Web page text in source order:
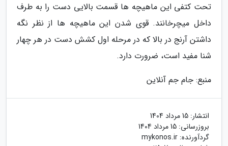
تحت کتفی این ماهیچه ها قسمت بالایی دست را به طرف
داخل میچرخانند. قوی شدن این ماهیچه ها از نظر نگه
داشتن آرنج در بالا که در مرحله اول کشش دست در هر چهار
شنا مفید است، ضرورت دارد.
منبع: جام جم آنلاین
انتشار: 15 مرداد 1404
بروزرسانی: 15 مرداد 1404
گردآورنده: mykonos.ir